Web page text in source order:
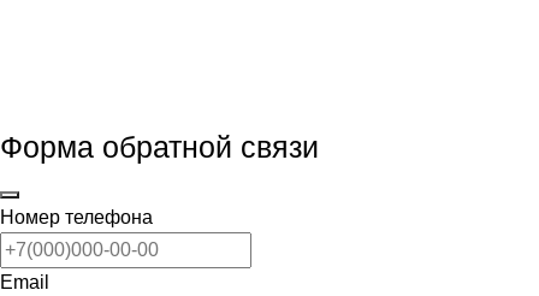
Форма обратной связи
Номер телефона
Email